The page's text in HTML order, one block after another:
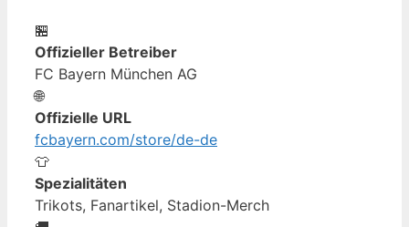
🏪
Offizieller Betreiber
FC Bayern München AG
🌐
Offizielle URL
fcbayern.com/store/de-de
👕
Spezialitäten
Trikots, Fanartikel, Stadion-Merch